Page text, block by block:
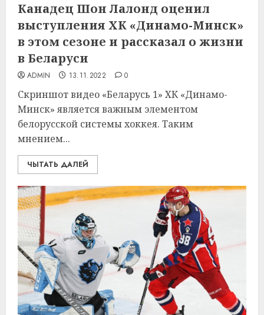
Канадец Шон Лалонд оценил
выступления ХК «Динамо-Минск»
в этом сезоне и рассказал о жизни
в Беларуси
ADMIN 13.11.2022 0
Скриншот видео «Беларусь 1» ХК «Динамо-
Минск» является важным элементом
белорусской системы хоккея. Таким
мнением...
ЧЫТАТЬ ДАЛЕЙ